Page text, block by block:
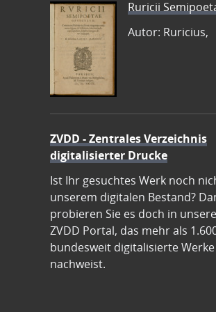
Ruricii
Autor: Ruricius,
ZVDD - Zentrales Verzeichnis
digitalisierter Drucke
Ist Ihr gesuchtes Werk noch
unserem digitalen Bestand?
probieren Sie es doch in
ZVDD Portal, das mehr als
bundesweit digitalisierte Werke
nachweist.